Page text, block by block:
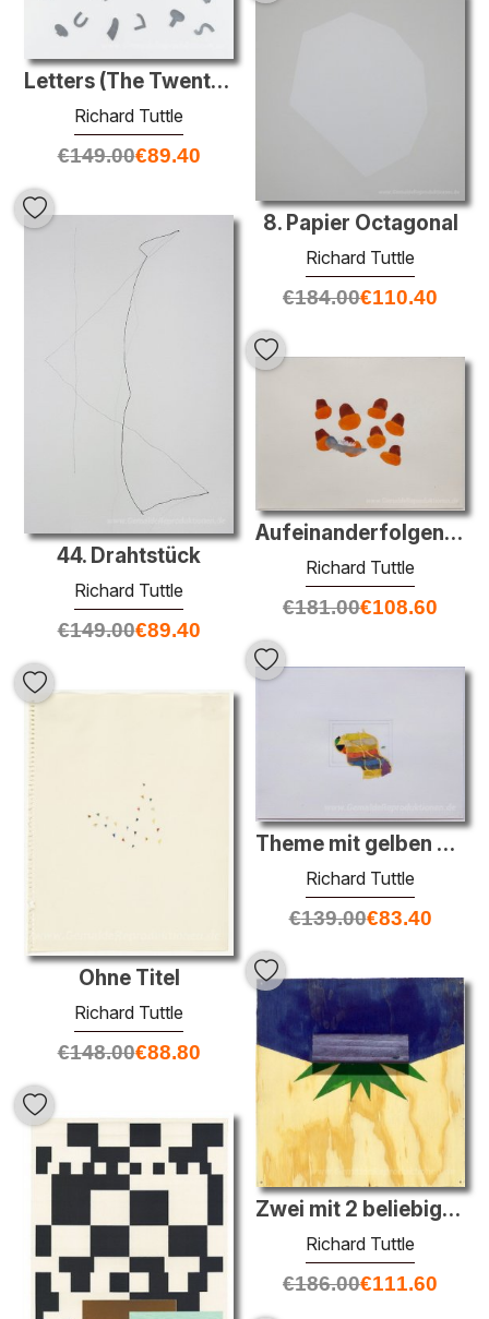
Letters (The Twenty-Six-Serie)
Richard Tuttle
€149.00€89.40
8. Papier Octagonal
Richard Tuttle
€184.00€110.40
44. Drahtstück
Richard Tuttle
€149.00€89.40
Aufeinanderfolgende Space (für eine senkrechte Wand)
Richard Tuttle
€181.00€108.60
Theme mit gelben und grünen (für eine senkrechte Wand)
Richard Tuttle
€139.00€83.40
Ohne Titel
Richard Tuttle
€148.00€88.80
Zwei mit 2 beliebigen # 1
Richard Tuttle
€186.00€111.60